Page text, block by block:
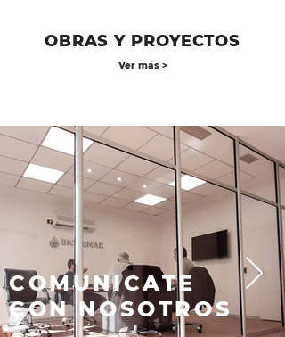
OBRAS Y PROYECTOS
Ver más >
COMUNICATE
CON NOSOTROS